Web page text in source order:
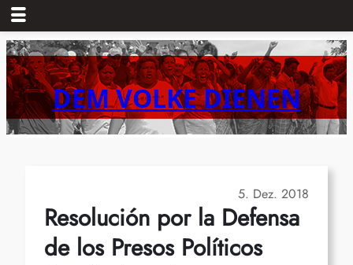
Zum
Inhalt
springenDEM VOLKE DIENEN
5. Dez. 2018
Resolución por la Defensa
de los Presos Políticos